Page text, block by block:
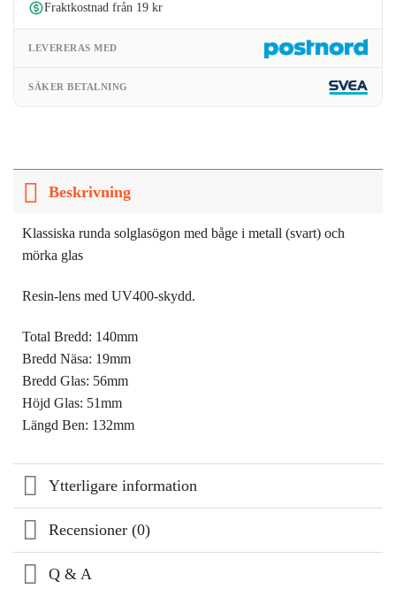
Fraktkostnad från 19 kr
LEVERERAS MED
SÄKER BETALNING
Beskrivning
Klassiska runda solglasögon med båge i metall (svart) och
mörka glas
Resin-lens med UV400-skydd.
Total Bredd: 140mm
Bredd Näsa: 19mm
Bredd Glas: 56mm
Höjd Glas: 51mm
Längd Ben: 132mm
Ytterligare information
Recensioner (0)
Q & A